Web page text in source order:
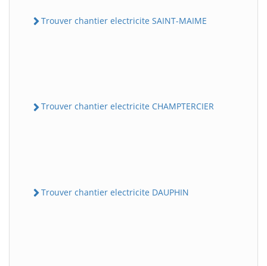
Trouver chantier electricite SAINT-MAIME
Trouver chantier electricite CHAMPTERCIER
Trouver chantier electricite DAUPHIN